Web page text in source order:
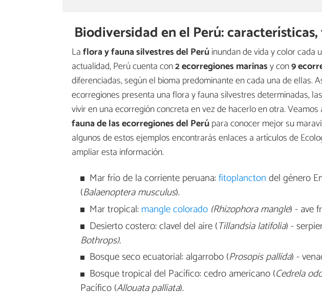
Biodiversidad en el Perú:
Laflora y fauna silvestres del Perúinundan de vida y color cada
actualidad, Perú cuenta con2 ecorregiones marinasy con9
diferenciadas, según el bioma predominante en cada una de ellas.
ecorregiones presenta una flora y fauna silvestres determinadas,
vivir en una ecorregión concreta en vez de hacerlo en otra. Veamos
fauna de las ecorregiones del Perúpara conocer mejor su
algunos de estos ejemplos encontrarás enlaces a artículos de
ampliar esta información.
Mar frío de la corriente peruana:fitoplanctondel género
(Balaenoptera musculus).
Mar tropical:mangle colorado (Rhizophora mangle) - ave
Desierto costero: clavel del aire (Tillandsia latifolia) -
Bothrops).
Bosque seco ecuatorial: algarrobo (Prosopis pallida) -
Bosque tropical del Pacífico: cedro americano (Cedrela
Pacífico (Allouata palliata).